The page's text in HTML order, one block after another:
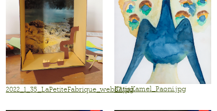
2022_1_35_LaPetiteFabrique_web07.jpgKatiaKamel_Paoni.jpg